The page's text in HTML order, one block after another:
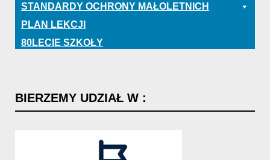
STANDARDY OCHRONY MAŁOLETNICH
PLAN LEKCJI
80LECIE SZKOŁY
BIERZEMY UDZIAŁ W :